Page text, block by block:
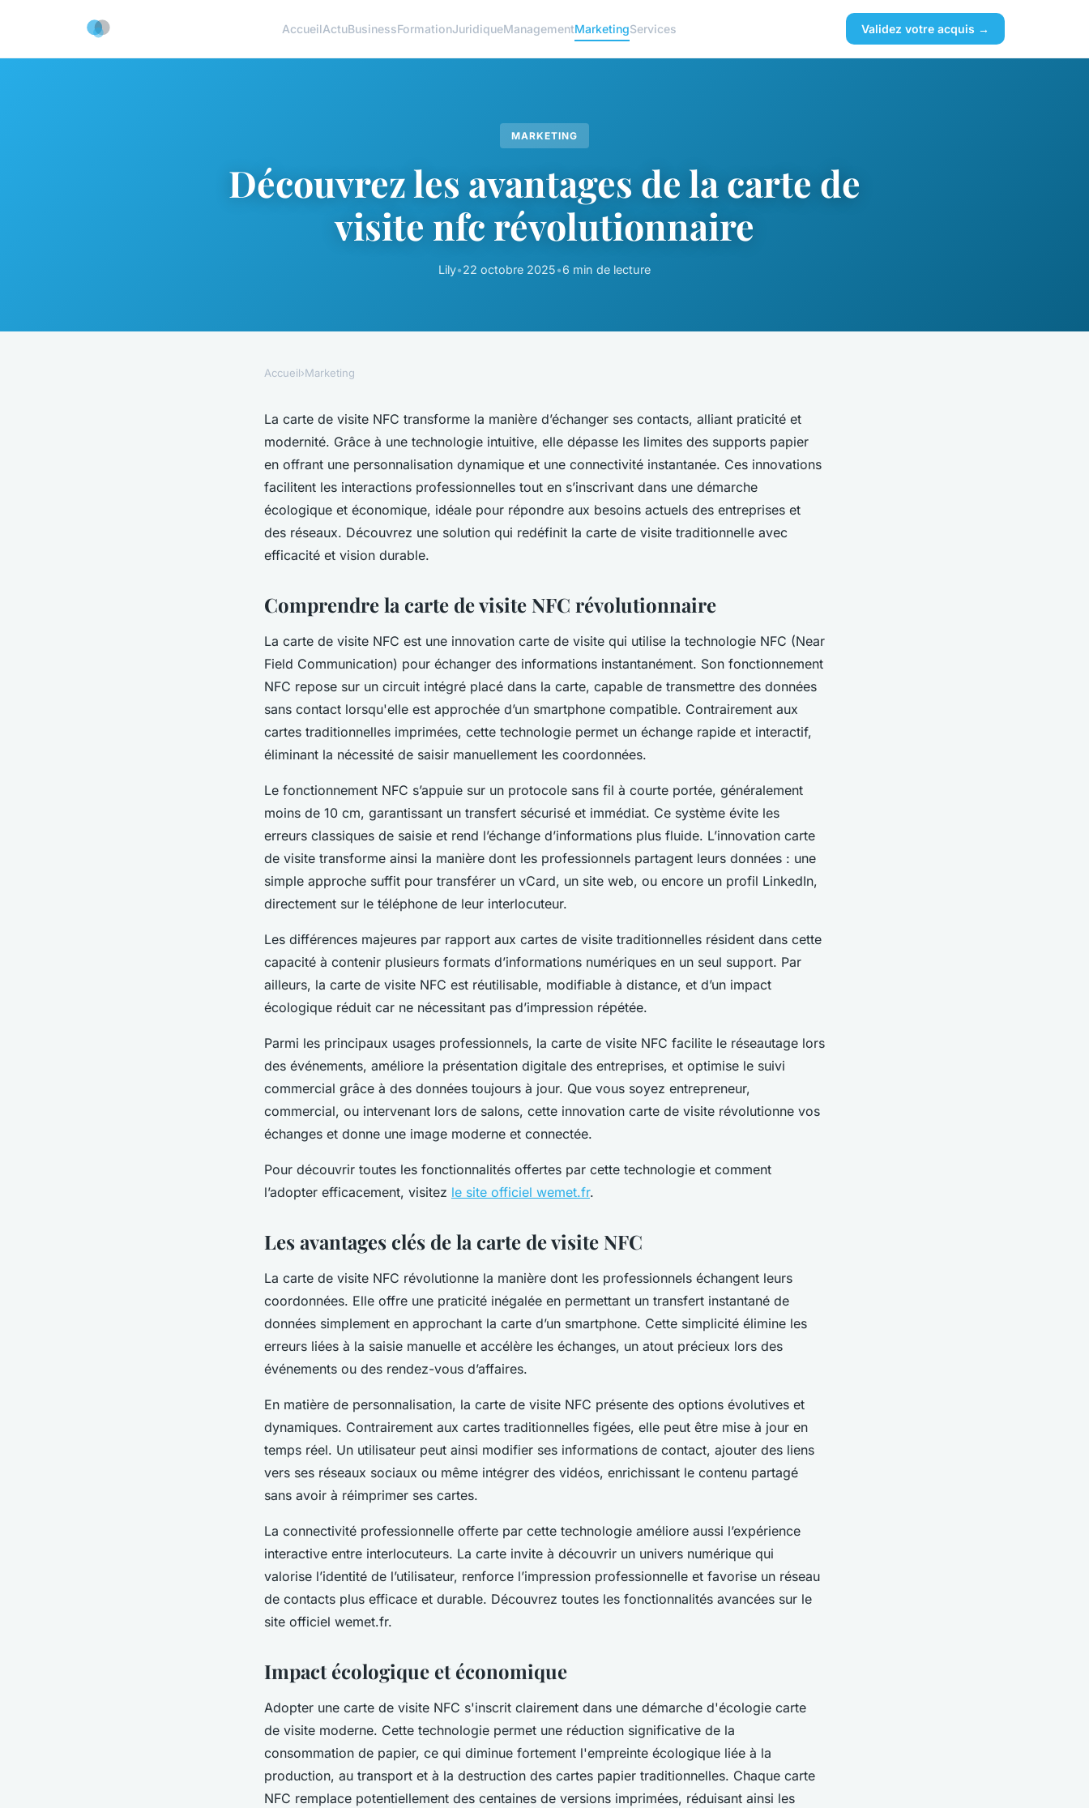
AccueilActuBusinessFormationJuridiqueManagementMarketingServices Validez votre acquis →
MARKETING
Découvrez les avantages de la carte de
visite nfc révolutionnaire
Lily•22 octobre 2025•6 min de lecture
Accueil›Marketing
La carte de visite NFC transforme la manière d’échanger ses contacts, alliant praticité et
modernité. Grâce à une technologie intuitive, elle dépasse les limites des supports papier
en offrant une personnalisation dynamique et une connectivité instantanée. Ces innovations
facilitent les interactions professionnelles tout en s’inscrivant dans une démarche
écologique et économique, idéale pour répondre aux besoins actuels des entreprises et
des réseaux. Découvrez une solution qui redéfinit la carte de visite traditionnelle avec
efficacité et vision durable.
Comprendre la carte de visite NFC révolutionnaire
La carte de visite NFC est une innovation carte de visite qui utilise la technologie NFC (Near
Field Communication) pour échanger des informations instantanément. Son fonctionnement
NFC repose sur un circuit intégré placé dans la carte, capable de transmettre des données
sans contact lorsqu'elle est approchée d’un smartphone compatible. Contrairement aux
cartes traditionnelles imprimées, cette technologie permet un échange rapide et interactif,
éliminant la nécessité de saisir manuellement les coordonnées.
Le fonctionnement NFC s’appuie sur un protocole sans fil à courte portée, généralement
moins de 10 cm, garantissant un transfert sécurisé et immédiat. Ce système évite les
erreurs classiques de saisie et rend l’échange d’informations plus fluide. L’innovation carte
de visite transforme ainsi la manière dont les professionnels partagent leurs données : une
simple approche suffit pour transférer un vCard, un site web, ou encore un profil LinkedIn,
directement sur le téléphone de leur interlocuteur.
Les différences majeures par rapport aux cartes de visite traditionnelles résident dans cette
capacité à contenir plusieurs formats d’informations numériques en un seul support. Par
ailleurs, la carte de visite NFC est réutilisable, modifiable à distance, et d’un impact
écologique réduit car ne nécessitant pas d’impression répétée.
Parmi les principaux usages professionnels, la carte de visite NFC facilite le réseautage lors
des événements, améliore la présentation digitale des entreprises, et optimise le suivi
commercial grâce à des données toujours à jour. Que vous soyez entrepreneur,
commercial, ou intervenant lors de salons, cette innovation carte de visite révolutionne vos
échanges et donne une image moderne et connectée.
Pour découvrir toutes les fonctionnalités offertes par cette technologie et comment
l’adopter efficacement, visitez le site officiel wemet.fr.
Les avantages clés de la carte de visite NFC
La carte de visite NFC révolutionne la manière dont les professionnels échangent leurs
coordonnées. Elle offre une praticité inégalée en permettant un transfert instantané de
données simplement en approchant la carte d’un smartphone. Cette simplicité élimine les
erreurs liées à la saisie manuelle et accélère les échanges, un atout précieux lors des
événements ou des rendez-vous d’affaires.
En matière de personnalisation, la carte de visite NFC présente des options évolutives et
dynamiques. Contrairement aux cartes traditionnelles figées, elle peut être mise à jour en
temps réel. Un utilisateur peut ainsi modifier ses informations de contact, ajouter des liens
vers ses réseaux sociaux ou même intégrer des vidéos, enrichissant le contenu partagé
sans avoir à réimprimer ses cartes.
La connectivité professionnelle offerte par cette technologie améliore aussi l’expérience
interactive entre interlocuteurs. La carte invite à découvrir un univers numérique qui
valorise l’identité de l’utilisateur, renforce l’impression professionnelle et favorise un réseau
de contacts plus efficace et durable. Découvrez toutes les fonctionnalités avancées sur le
site officiel wemet.fr.
Impact écologique et économique
Adopter une carte de visite NFC s'inscrit clairement dans une démarche d'écologie carte
de visite moderne. Cette technologie permet une réduction significative de la
consommation de papier, ce qui diminue fortement l'empreinte écologique liée à la
production, au transport et à la destruction des cartes papier traditionnelles. Chaque carte
NFC remplace potentiellement des centaines de versions imprimées, réduisant ainsi les